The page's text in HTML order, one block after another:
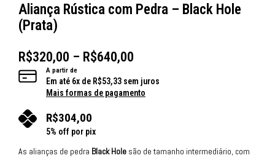
5, com
baseado em
avaliações de
clientes
Aliança Rústica com Pedra – Black Hole
(Prata)
R$320,00 – R$640,00
A partir de
Em até 6x de R$53,33 sem juros
Mais formas de pagamento
R$304,00
5% off por pix
As alianças de pedra Black Hole são de tamanho intermediário, com